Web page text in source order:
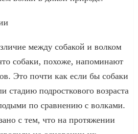
между собакой и волком
собаки, похоже, напоминают
Это почти как если бы собаки
стадию подросткового возраста
по сравнению с волками.
с тем, что на протяжении